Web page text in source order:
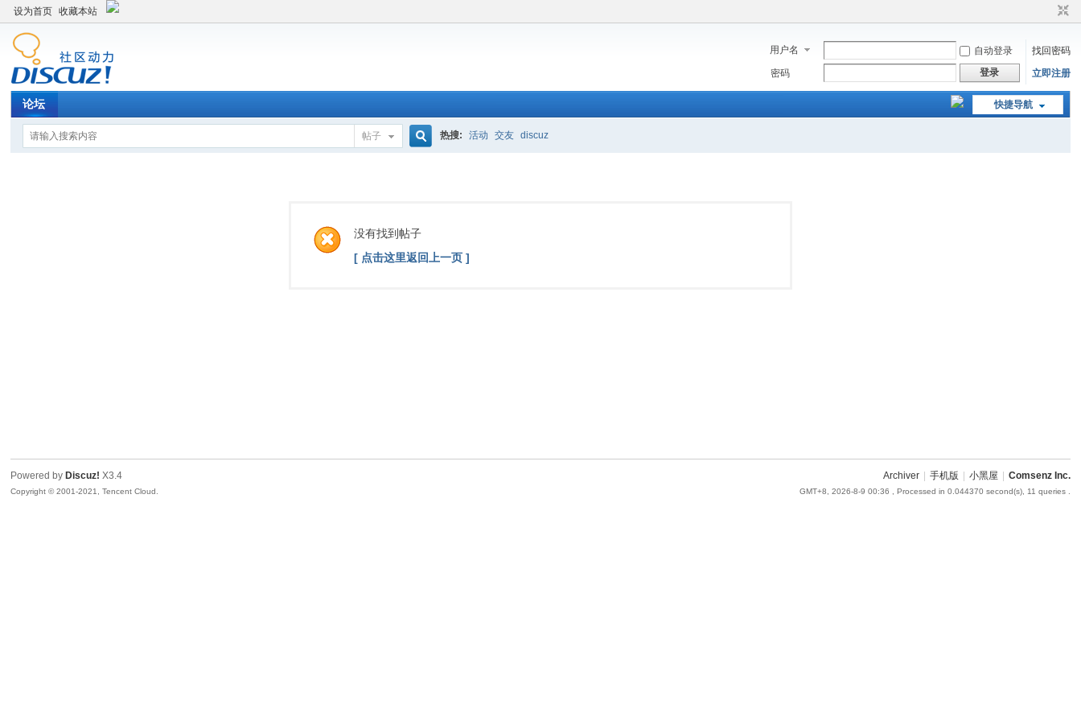
设为首页 收藏本站
用户名 自动登录
找回密码
密码
登录 立即注册
快捷导航
论坛
帖子
索
热搜: 活动 交友 discuz
没有找到帖子
[ 点击这里返回上一页 ]
Archiver 手机版 小黑屋 Comsenz Inc.
GMT+8, 2026-8-9 00:36 , Processed in 0.044370 second(s), 11 queries .
Powered by Discuz! X3.4
Copyright © 2001-2021, Tencent Cloud.